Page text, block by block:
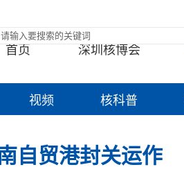
首页 深圳核博会
视频 核科普
自贸港封关运作